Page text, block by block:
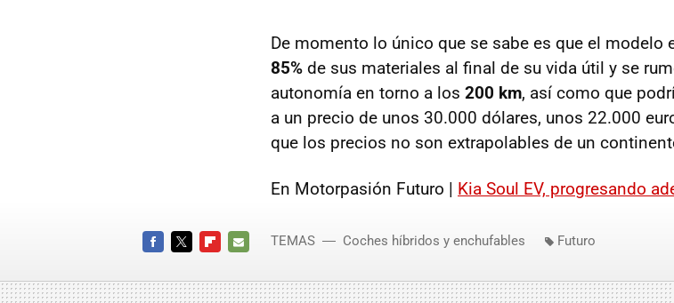
De momento lo único que se sabe es que el modelo
85% de sus materiales al final de su vida útil y se
autonomía en torno a los 200 km, así como que
a un precio de unos 30.000 dólares, unos 22.000
que los precios no son extrapolables de un
En Motorpasión Futuro | Kia Soul EV, progresando
MAIL
TEMAS Coches híbridos y enchufables Futuro